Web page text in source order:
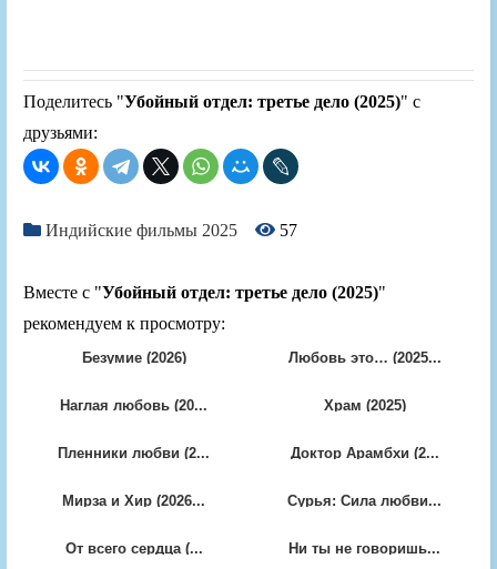
Поделитесь "Убойный отдел: третье дело (2025)" с
друзьями:
Индийские фильмы 2025 57
Вместе с "Убойный отдел: третье дело (2025)"
рекомендуем к просмотру:
Безумие (2026) Любовь это… (2025...
Наглая любовь (20... Храм (2025)
Пленники любви (2... Доктор Арамбхи (2...
Мирза и Хир (2026... Сурья: Сила любви...
От всего сердца (... Ни ты не говоришь...